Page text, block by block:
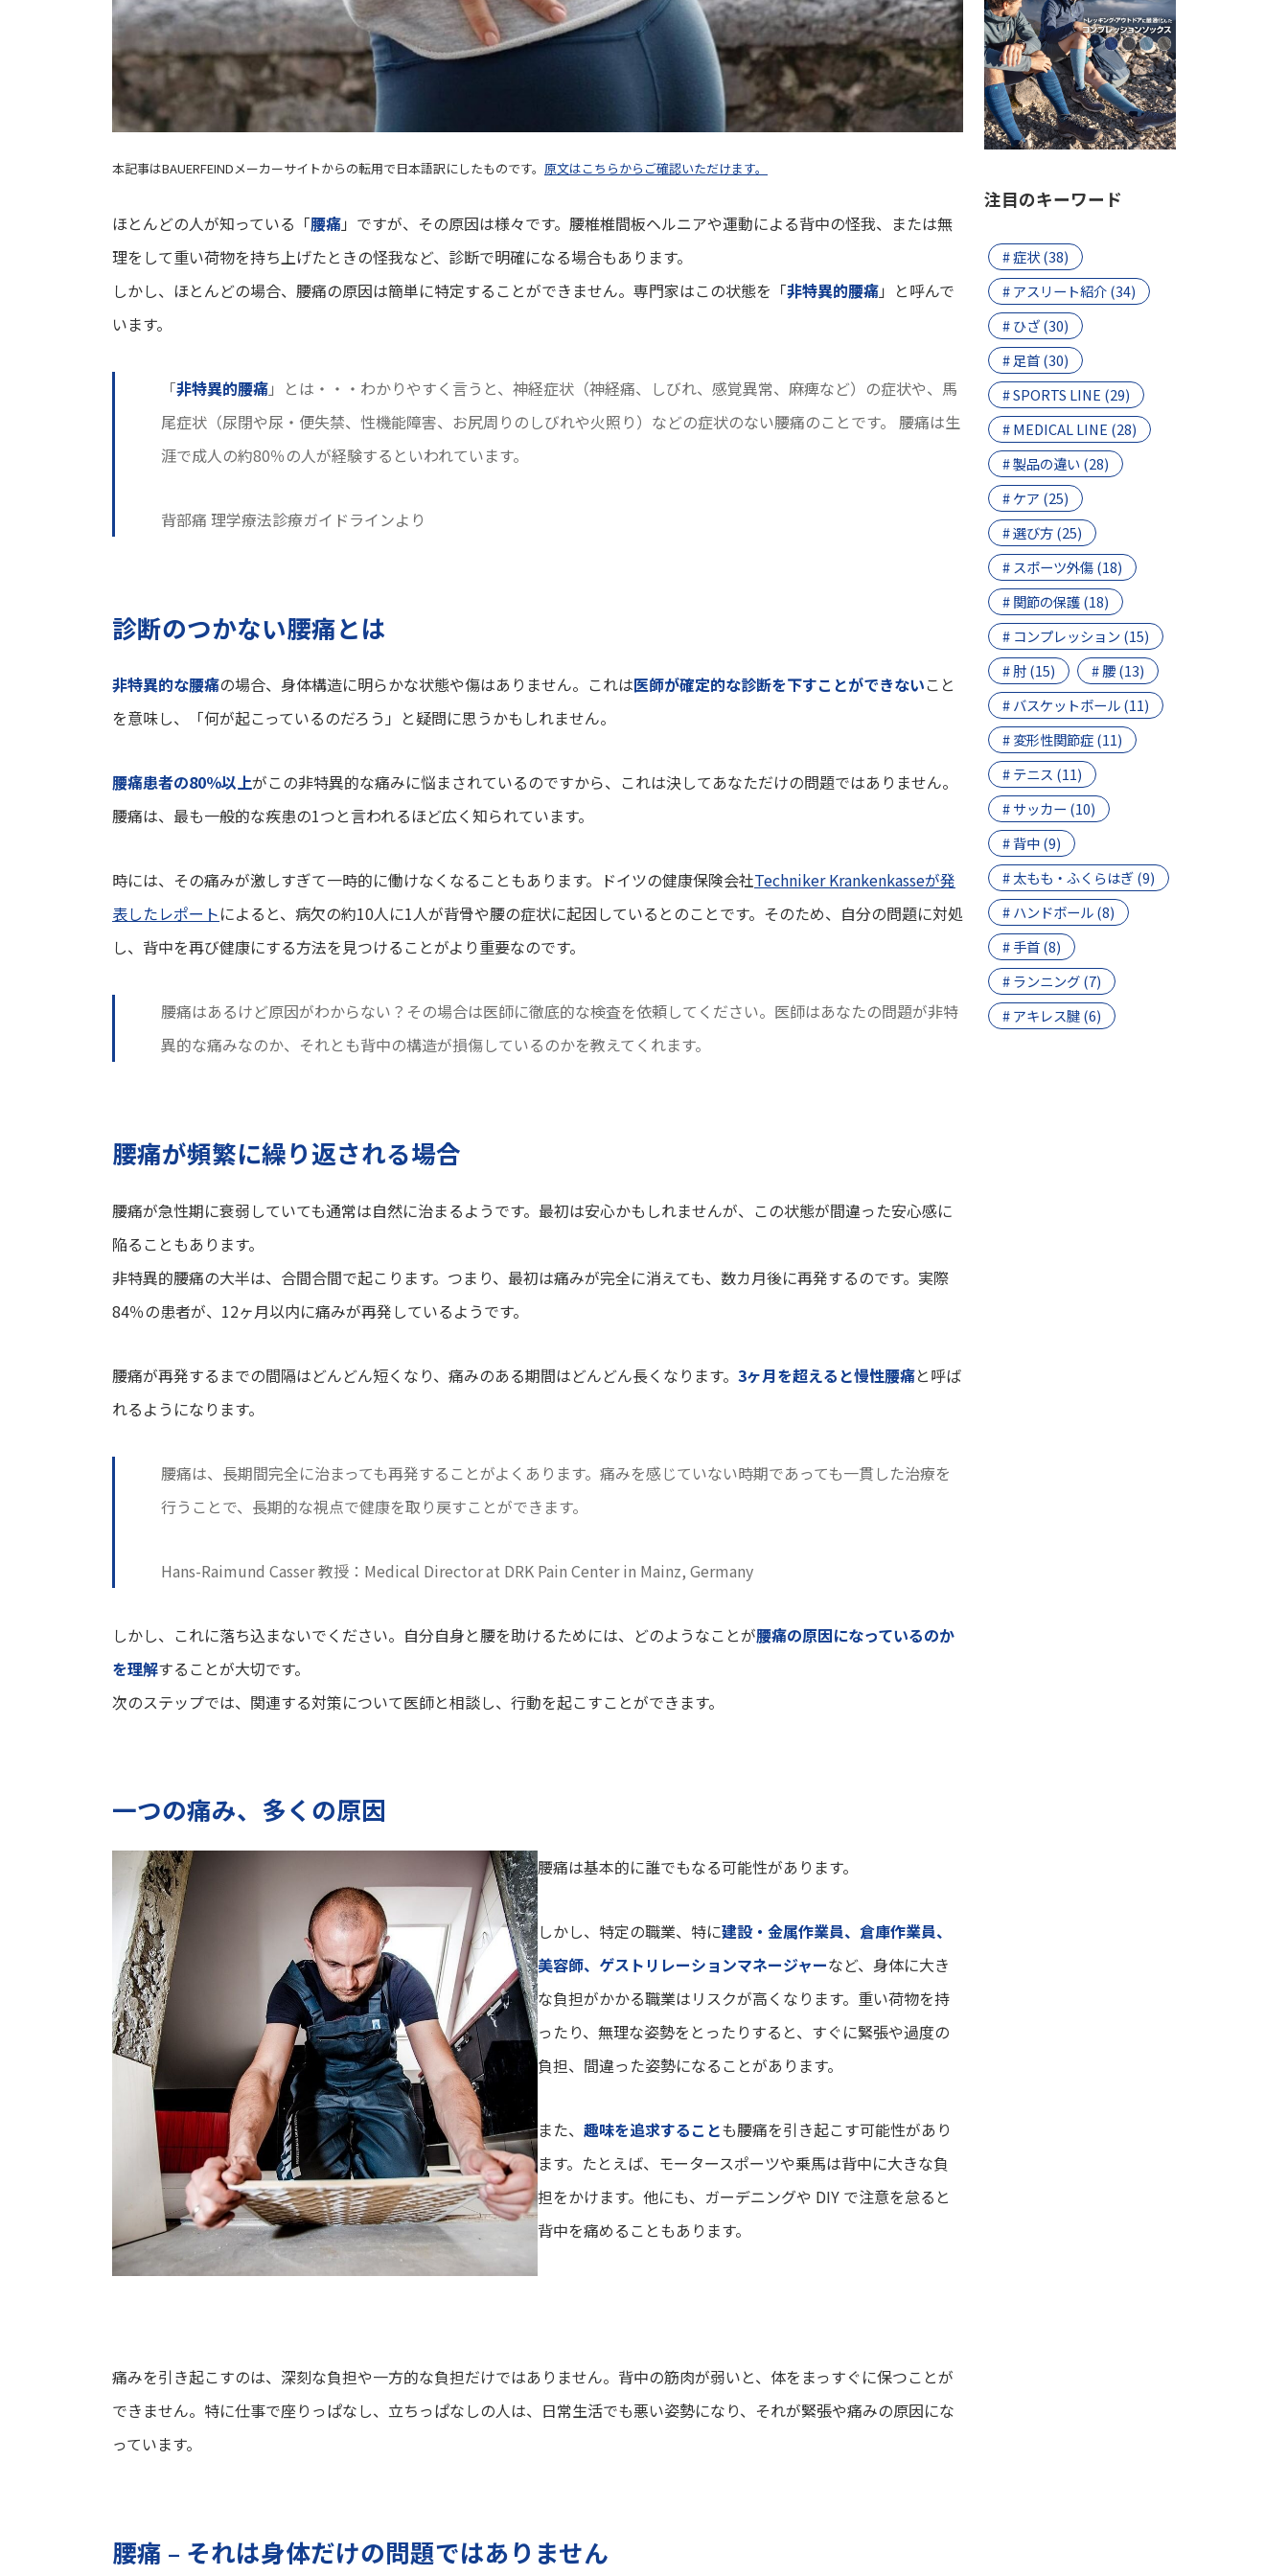
本記事はBAUERFEINDメーカーサイトからの転用で日本語訳にしたものです。 原文はこちらからご確認いただけます。
ほとんどの人が知っている「腰痛」ですが、その原因は様々です。腰椎椎間板ヘルニアや運動による背中の怪我、または無
理をして重い荷物を持ち上げたときの怪我など、診断で明確になる場合もあります。
しかし、ほとんどの場合、腰痛の原因は簡単に特定することができません。専門家はこの状態を「非特異的腰痛」と呼んで
います。
「非特異的腰痛」とは・・・わかりやすく言うと、神経症状（神経痛、しびれ、感覚異常、麻痺など）の症状や、馬
尾症状（尿閉や尿・便失禁、性機能障害、お尻周りのしびれや火照り）などの症状のない腰痛のことです。 腰痛は生
涯で成人の約80％の人が経験するといわれています。
背部痛 理学療法診療ガイドラインより
診断のつかない腰痛とは
非特異的な腰痛の場合、身体構造に明らかな状態や傷はありません。これは医師が確定的な診断を下すことができないこと
を意味し、「何が起こっているのだろう」と疑問に思うかもしれません。
腰痛患者の80％以上がこの非特異的な痛みに悩まされているのですから、これは決してあなただけの問題ではありません。
腰痛は、最も一般的な疾患の1つと言われるほど広く知られています。
時には、その痛みが激しすぎて一時的に働けなくなることもあります。ドイツの健康保険会社Techniker Krankenkasseが発
表したレポートによると、病欠の約10人に1人が背骨や腰の症状に起因しているとのことです。そのため、自分の問題に対処
し、背中を再び健康にする方法を見つけることがより重要なのです。
腰痛はあるけど原因がわからない？その場合は医師に徹底的な検査を依頼してください。医師はあなたの問題が非特
異的な痛みなのか、それとも背中の構造が損傷しているのかを教えてくれます。
腰痛が頻繁に繰り返される場合
腰痛が急性期に衰弱していても通常は自然に治まるようです。最初は安心かもしれませんが、この状態が間違った安心感に
陥ることもあります。
非特異的腰痛の大半は、合間合間で起こります。つまり、最初は痛みが完全に消えても、数カ月後に再発するのです。実際
84％の患者が、12ヶ月以内に痛みが再発しているようです。
腰痛が再発するまでの間隔はどんどん短くなり、痛みのある期間はどんどん長くなります。 3ヶ月を超えると慢性腰痛と呼ば
れるようになります。
腰痛は、長期間完全に治まっても再発することがよくあります。痛みを感じていない時期であっても一貫した治療を
行うことで、長期的な視点で健康を取り戻すことができます。
Hans-Raimund Casser 教授：Medical Director at DRK Pain Center in Mainz, Germany
しかし、これに落ち込まないでください。自分自身と腰を助けるためには、どのようなことが腰痛の原因になっているのか
を理解することが大切です。
次のステップでは、関連する対策について医師と相談し、行動を起こすことができます。
一つの痛み、多くの原因
腰痛は基本的に誰でもなる可能性があります。
しかし、特定の職業、特に建設・金属作業員、倉庫作業員、
美容師、ゲストリレーションマネージャーなど、身体に大き
な負担がかかる職業はリスクが高くなります。重い荷物を持
ったり、無理な姿勢をとったりすると、すぐに緊張や過度の
負担、間違った姿勢になることがあります。
また、 趣味を追求することも腰痛を引き起こす可能性があり
ます。たとえば、モータースポーツや乗馬は背中に大きな負
担をかけます。他にも、ガーデニングや DIY で注意を怠ると
背中を痛めることもあります。
痛みを引き起こすのは、深刻な負担や一方的な負担だけではありません。背中の筋肉が弱いと、体をまっすぐに保つことが
できません。特に仕事で座りっぱなし、立ちっぱなしの人は、日常生活でも悪い姿勢になり、それが緊張や痛みの原因にな
っています。
腰痛 – それは身体だけの問題ではありません
注目のキーワード
# 症状 (38)
# アスリート紹介 (34)
# ひざ (30)
# 足首 (30)
# SPORTS LINE (29)
# MEDICAL LINE (28)
# 製品の違い (28)
# ケア (25)
# 選び方 (25)
# スポーツ外傷 (18)
# 関節の保護 (18)
# コンプレッション (15)
# 肘 (15)
# 腰 (13)
# バスケットボール (11)
# 変形性関節症 (11)
# テニス (11)
# サッカー (10)
# 背中 (9)
# 太もも・ふくらはぎ (9)
# ハンドボール (8)
# 手首 (8)
# ランニング (7)
# アキレス腱 (6)